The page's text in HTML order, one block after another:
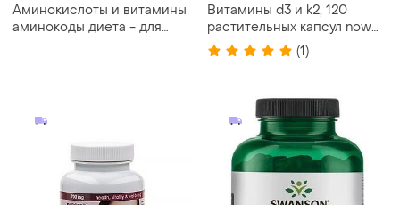
Аминокислоты и витамины
аминокоды диета - для
Витамины d3 и k2, 120
растительных капсул now
foods
(1)